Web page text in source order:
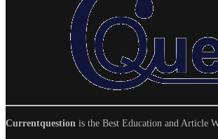
Currentquestion is the Best Education and Article